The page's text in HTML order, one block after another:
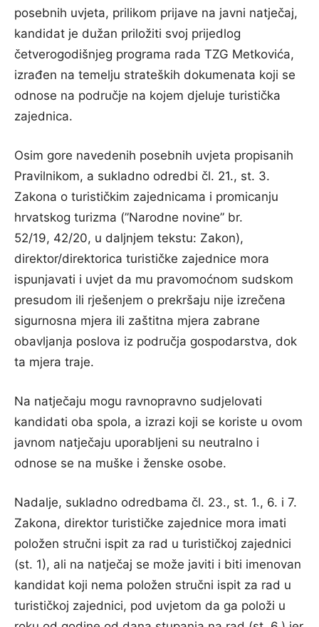
posebnih uvjeta, prilikom prijave na javni natječaj,
kandidat je dužan priložiti svoj prijedlog
četverogodišnjeg programa rada TZG Metkovića,
izrađen na temelju strateških dokumenata koji se
odnose na područje na kojem djeluje turistička
zajednica.
Osim gore navedenih posebnih uvjeta propisanih
Pravilnikom, a sukladno odredbi čl. 21., st. 3.
Zakona o turističkim zajednicama i promicanju
hrvatskog turizma (”Narodne novine” br.
52/19, 42/20, u daljnjem tekstu: Zakon),
direktor/direktorica turističke zajednice mora
ispunjavati i uvjet da mu pravomoćnom sudskom
presudom ili rješenjem o prekršaju nije izrečena
sigurnosna mjera ili zaštitna mjera zabrane
obavljanja poslova iz područja gospodarstva, dok
ta mjera traje.
Na natječaju mogu ravnopravno sudjelovati
kandidati oba spola, a izrazi koji se koriste u ovom
javnom natječaju uporabljeni su neutralno i
odnose se na muške i ženske osobe.
Nadalje, sukladno odredbama čl. 23., st. 1., 6. i 7.
Zakona, direktor turističke zajednice mora imati
položen stručni ispit za rad u turističkoj zajednici
(st. 1), ali na natječaj se može javiti i biti imenovan
kandidat koji nema položen stručni ispit za rad u
turističkoj zajednici, pod uvjetom da ga položi u